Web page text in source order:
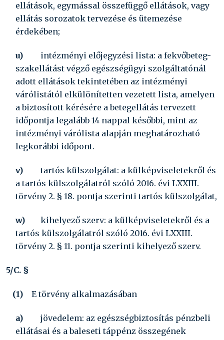
ellátások, egymással összefüggő ellátások, vagy
ellátás sorozatok tervezése és ütemezése
érdekében;
u) intézményi előjegyzési lista: a fekvőbeteg-
szakellátást végző egészségügyi szolgáltatónál
adott ellátások tekintetében az intézményi
várólistától elkülönítetten vezetett lista, amelyen
a biztosított kérésére a betegellátás tervezett
időpontja legalább 14 nappal későbbi, mint az
intézményi várólista alapján meghatározható
legkorábbi időpont.
v) tartós külszolgálat: a külképviseletekről és
a tartós külszolgálatról szóló2016. évi LXXIII.
törvény 2. § 18. pontja szerinti tartós külszolgálat,
w) kihelyező szerv: a külképviseletekről és a
tartós külszolgálatról szóló2016. évi LXXIII.
törvény 2. § 11. pontja szerinti kihelyező szerv.
5/C. §
(1) E törvény alkalmazásában
a) jövedelem: az egészségbiztosítás pénzbeli
ellátásai és a baleseti táppénz összegének